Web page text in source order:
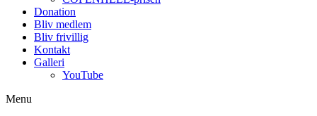
Donation
Bliv medlem
Bliv frivillig
Kontakt
Galleri
YouTube
Menu